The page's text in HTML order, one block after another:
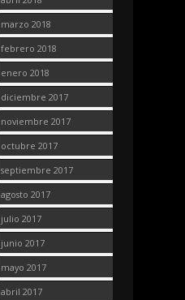
marzo 2018
febrero 2018
enero 2018
diciembre 2017
noviembre 2017
octubre 2017
septiembre 2017
agosto 2017
julio 2017
junio 2017
mayo 2017
abril 2017